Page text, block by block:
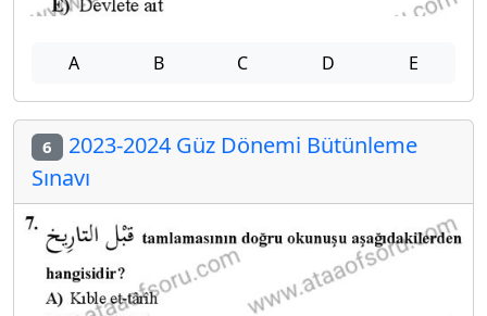
A B C D E
6 2023-2024 Güz Dönemi Bütünleme
Sınavı